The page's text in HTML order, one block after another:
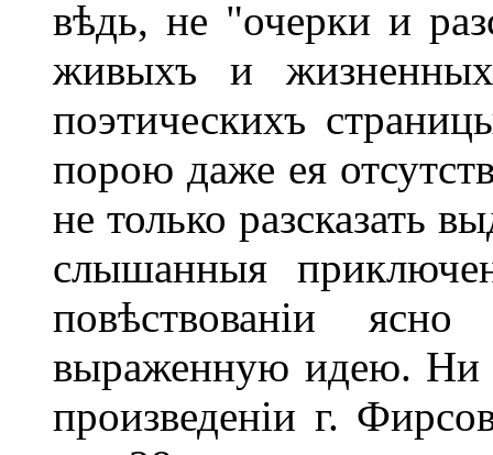
вѣдь, не "очерки и
живыхъ и
поэтическихъ
порою даже ея
не только разсказать
слышанныя
повѣствованіи
выраженную идею. Ни
произведеніи г.